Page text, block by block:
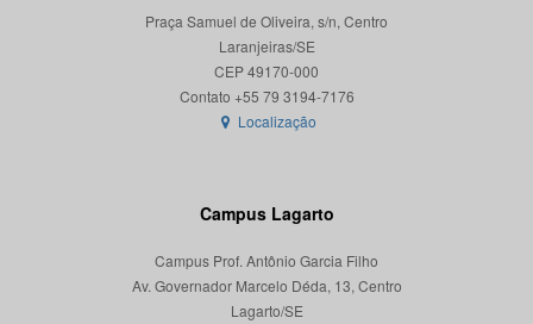
Praça Samuel de Oliveira, s/n, Centro
Laranjeiras/SE
CEP 49170-000
Localização
Campus Lagarto
Campus Prof. Antônio Garcia Filho
Av. Governador Marcelo Déda, 13, Centro
Lagarto/SE